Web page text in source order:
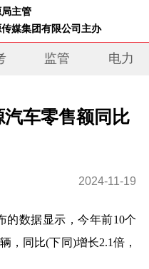
主管
传媒集团有限公司主办
监管 电力
车零售额同比
2024-11-19
数据显示，今年前10个
，同比(下同)增长2.1倍，